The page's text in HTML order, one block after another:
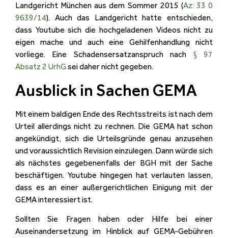
Landgericht München aus dem Sommer 2015 (Az: 33 0
9639/14). Auch das Landgericht hatte entschieden,
dass Youtube sich die hochgeladenen Videos nicht zu
eigen mache und auch eine Gehilfenhandlung nicht
vorliege. Eine Schadensersatzanspruch nach § 97
Absatz 2 UrhGsei daher nicht gegeben.
Ausblick in Sachen GEMA
Mit einem baldigen Ende des Rechtsstreits ist nach dem
Urteil allerdings nicht zu rechnen. Die GEMA hat schon
angekündigt, sich die Urteilsgründe genau anzusehen
und voraussichtlich Revision einzulegen. Dann würde sich
als nächstes gegebenenfalls der BGH mit der Sache
beschäftigen. Youtube hingegen hat verlauten lassen,
dass es an einer außergerichtlichen Einigung mit der
GEMA interessiert ist.
Sollten Sie Fragen haben oder Hilfe bei einer
Auseinandersetzung im Hinblick auf GEMA-Gebühren